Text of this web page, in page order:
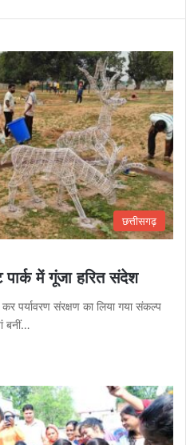
छत्तीसगढ़
पार्क में गूंजा हरित संदेश
पर्यावरण संरक्षण का लिया गया संकल्प
बनीं…